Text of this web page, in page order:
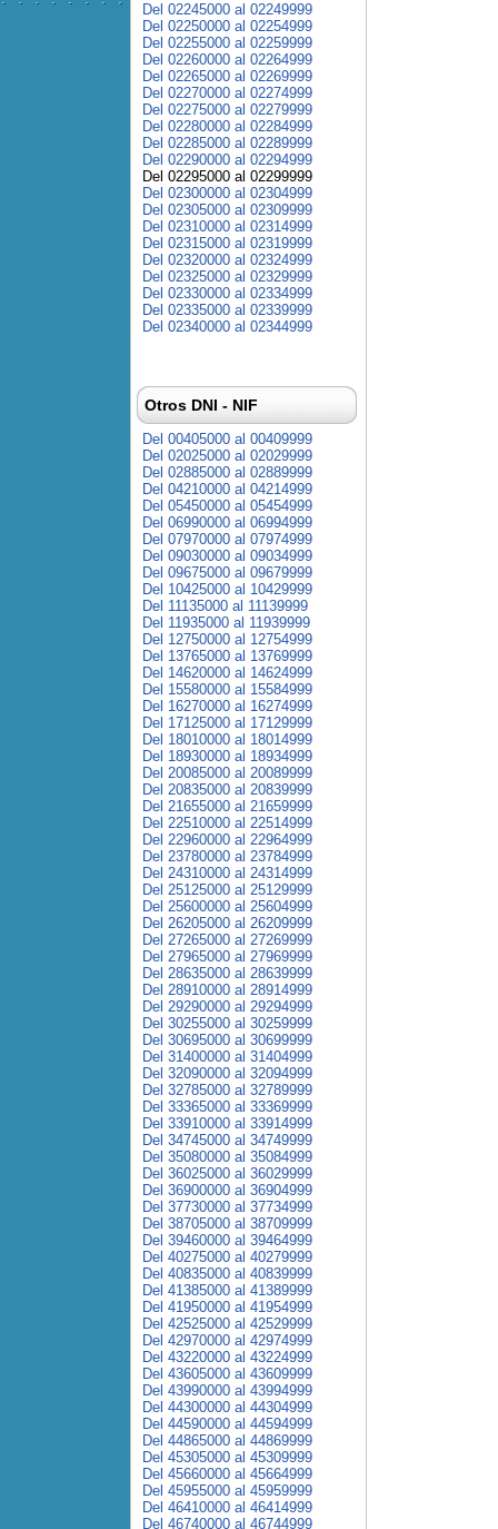
Del 02245000 al 02249999
Del 02250000 al 02254999
Del 02255000 al 02259999
Del 02260000 al 02264999
Del 02265000 al 02269999
Del 02270000 al 02274999
Del 02275000 al 02279999
Del 02280000 al 02284999
Del 02285000 al 02289999
Del 02290000 al 02294999
Del 02295000 al 02299999
Del 02300000 al 02304999
Del 02305000 al 02309999
Del 02310000 al 02314999
Del 02315000 al 02319999
Del 02320000 al 02324999
Del 02325000 al 02329999
Del 02330000 al 02334999
Del 02335000 al 02339999
Del 02340000 al 02344999
Otros DNI - NIF
Del 00405000 al 00409999
Del 02025000 al 02029999
Del 02885000 al 02889999
Del 04210000 al 04214999
Del 05450000 al 05454999
Del 06990000 al 06994999
Del 07970000 al 07974999
Del 09030000 al 09034999
Del 09675000 al 09679999
Del 10425000 al 10429999
Del 11135000 al 11139999
Del 11935000 al 11939999
Del 12750000 al 12754999
Del 13765000 al 13769999
Del 14620000 al 14624999
Del 15580000 al 15584999
Del 16270000 al 16274999
Del 17125000 al 17129999
Del 18010000 al 18014999
Del 18930000 al 18934999
Del 20085000 al 20089999
Del 20835000 al 20839999
Del 21655000 al 21659999
Del 22510000 al 22514999
Del 22960000 al 22964999
Del 23780000 al 23784999
Del 24310000 al 24314999
Del 25125000 al 25129999
Del 25600000 al 25604999
Del 26205000 al 26209999
Del 27265000 al 27269999
Del 27965000 al 27969999
Del 28635000 al 28639999
Del 28910000 al 28914999
Del 29290000 al 29294999
Del 30255000 al 30259999
Del 30695000 al 30699999
Del 31400000 al 31404999
Del 32090000 al 32094999
Del 32785000 al 32789999
Del 33365000 al 33369999
Del 33910000 al 33914999
Del 34745000 al 34749999
Del 35080000 al 35084999
Del 36025000 al 36029999
Del 36900000 al 36904999
Del 37730000 al 37734999
Del 38705000 al 38709999
Del 39460000 al 39464999
Del 40275000 al 40279999
Del 40835000 al 40839999
Del 41385000 al 41389999
Del 41950000 al 41954999
Del 42525000 al 42529999
Del 42970000 al 42974999
Del 43220000 al 43224999
Del 43605000 al 43609999
Del 43990000 al 43994999
Del 44300000 al 44304999
Del 44590000 al 44594999
Del 44865000 al 44869999
Del 45305000 al 45309999
Del 45660000 al 45664999
Del 45955000 al 45959999
Del 46410000 al 46414999
Del 46740000 al 46744999